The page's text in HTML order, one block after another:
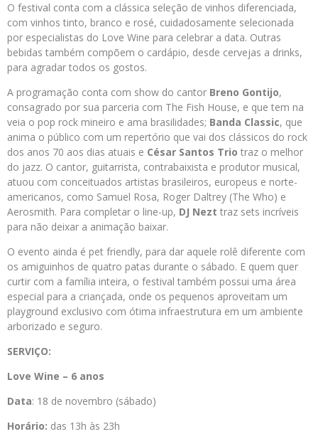
O festival conta com a clássica seleção de vinhos diferenciada,
com vinhos tinto, branco e rosé, cuidadosamente selecionada
por especialistas do Love Wine para celebrar a data. Outras
bebidas também compõem o cardápio, desde cervejas a drinks,
para agradar todos os gostos.
A programação conta com show do cantor Breno Gontijo,
consagrado por sua parceria com The Fish House, e que tem na
veia o pop rock mineiro e ama brasilidades; Banda Classic, que
anima o público com um repertório que vai dos clássicos do rock
dos anos 70 aos dias atuais e César Santos Trio traz o melhor
do jazz. O cantor, guitarrista, contrabaixista e produtor musical,
atuou com conceituados artistas brasileiros, europeus e norte-
americanos, como Samuel Rosa, Roger Daltrey (The Who) e
Aerosmith. Para completar o line-up, DJ Nezt traz sets incríveis
para não deixar a animação baixar.
O evento ainda é pet friendly, para dar aquele rolê diferente com
os amiguinhos de quatro patas durante o sábado. E quem quer
curtir com a família inteira, o festival também possui uma área
especial para a criançada, onde os pequenos aproveitam um
playground exclusivo com ótima infraestrutura em um ambiente
arborizado e seguro.
SERVIÇO:
Love Wine – 6 anos
Data: 18 de novembro (sábado)
Horário: das 13h às 23h